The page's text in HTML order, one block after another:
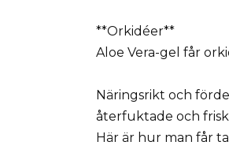
**Orkidéer**
Aloe Vera-gel får
Näringsrikt och
återfuktade och
Här är hur man får